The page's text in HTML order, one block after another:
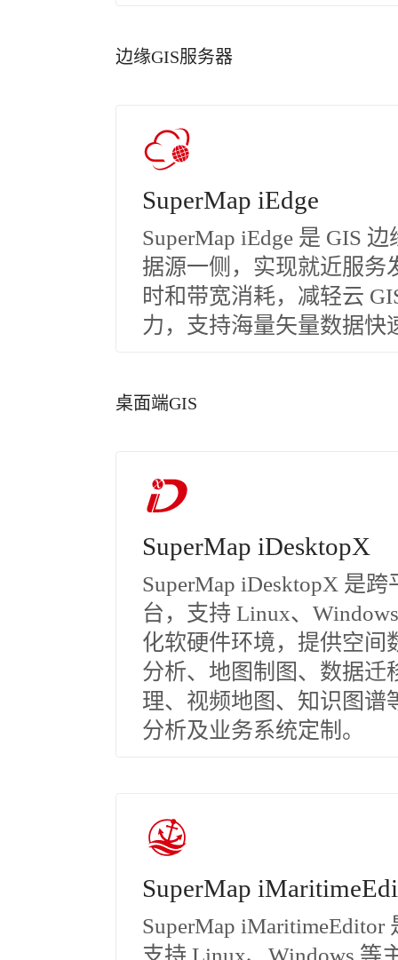
边缘GIS服务器
SuperMap iEdge
SuperMap iEdge 是 GIS
据源一侧，实现就近服务
时和带宽消耗，减轻云
力，支持海量矢量数据快
桌面端GIS
SuperMap iDesktopX
SuperMap iDesktopX 是
台，支持 Linux、
化软硬件环境，提供空间
分析、地图制图、数据迁
理、视频地图、知识图谱
分析及业务系统定制。
SuperMap
SuperMap
支持 Linux、Windows 等